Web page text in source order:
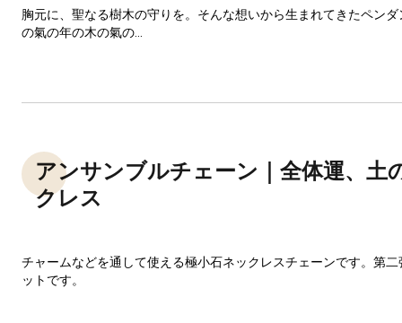
胸元に、聖なる樹木の守りを。そんな想いから生まれてきたペン
の氣の年の木の氣の...
アンサンブルチェーン｜全体運、土
クレス
チャームなどを通して使える極小石ネックレスチェーンです。第
ットです。